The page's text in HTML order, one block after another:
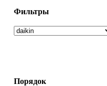
Фильтры
Порядок